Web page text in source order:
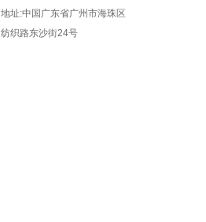
地址:中国广东省广州市海珠区
纺织路东沙街24号